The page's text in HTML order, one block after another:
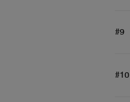
#9
#10